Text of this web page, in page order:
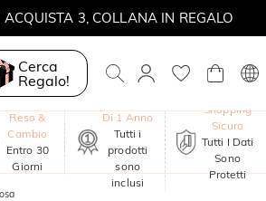
3, COLLANA IN REGALO
Cerca
Regalo!
Reso &
Cambio
Entro 30
Giorni
Di 1 Anno
Tutti i
prodotti
sono
inclusi
Shopping
Sicuro
Tutti I Dati
Sono
Protetti